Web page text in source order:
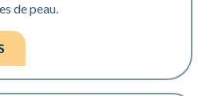
de peau.